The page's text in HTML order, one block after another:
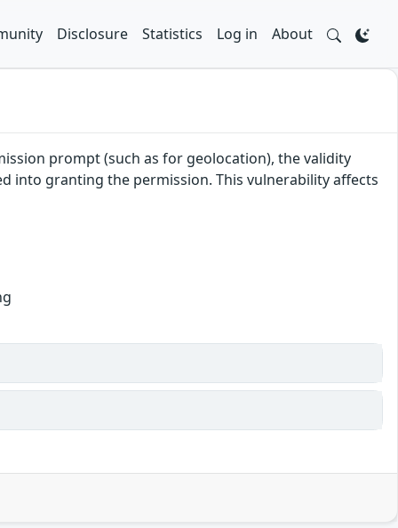
Disclosure Statistics Log in About
prompt (such as for geolocation), the validity
into granting the permission. This vulnerability affects